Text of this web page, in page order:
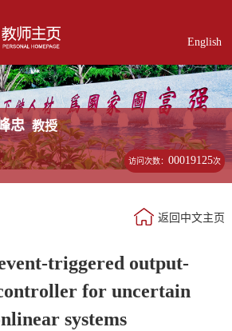
English
忠 教授
访问次数：00019125次
返回中文主页
triggered output-
for uncertain
systems